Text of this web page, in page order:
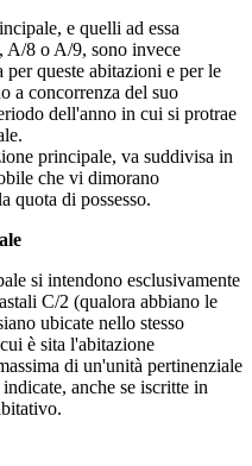
e quelli ad essa
A/8 o A/9, sono invece
queste abitazioni e per le
a concorrenza del suo
dell'anno in cui si protrae
principale, va suddivisa in
che vi dimorano
quota di possesso.
si intendono esclusivamente
C/2 (qualora abbiano le
ubicate nello stesso
è sita l'abitazione
di un'unità pertinenziale
anche se iscritte in